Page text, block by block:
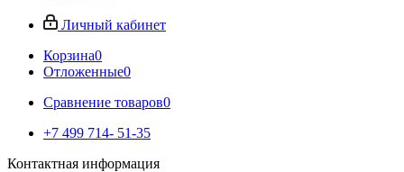
Личный кабинет
Корзина0
Отложенные0
Сравнение товаров0
+7 499 714- 51-35
Контактная информация